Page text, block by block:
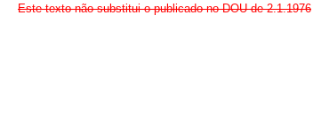
Este texto não substitui o publicado no DOU de 2.1.1976